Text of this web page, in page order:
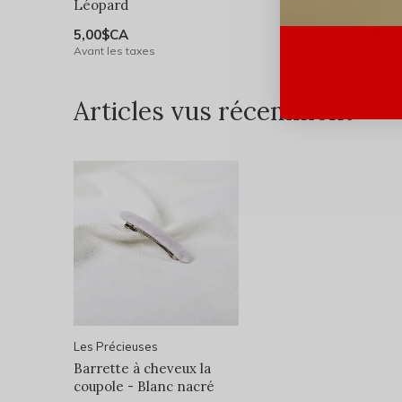
Léopard
5,00$CA
Avant les taxes
Articles vus récemment
Les Précieuses
Barrette à cheveux la
coupole - Blanc nacré